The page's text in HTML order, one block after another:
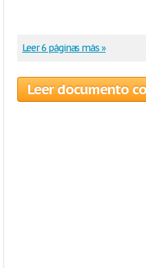
Leer 6 páginas más »
Leer documento